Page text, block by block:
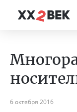
6 октября 2016